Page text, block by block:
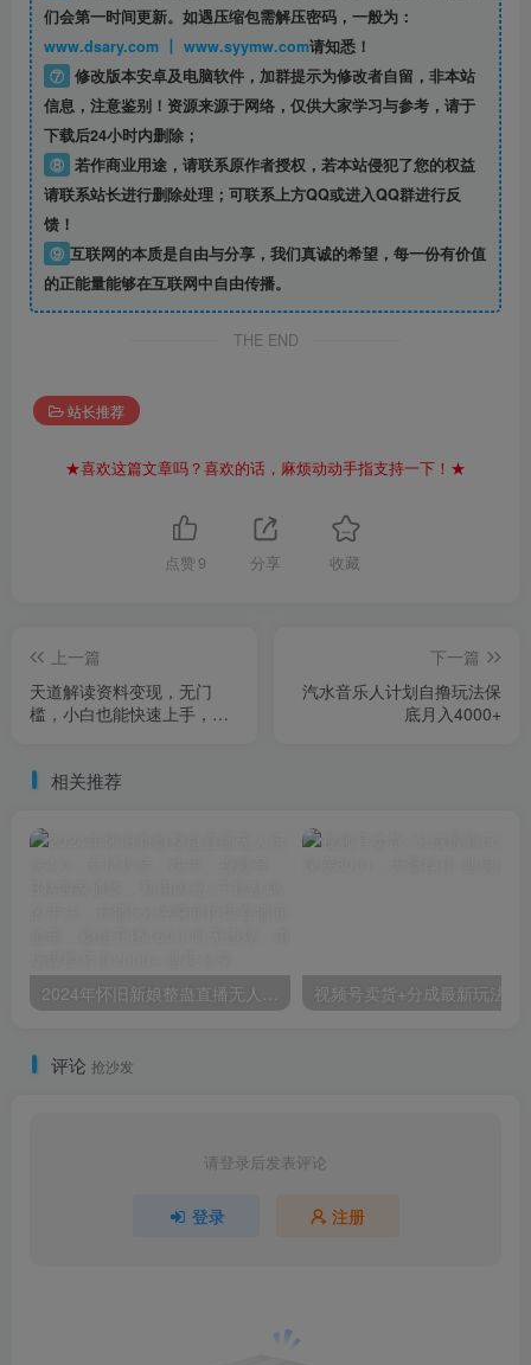
们会第一时间更新。如遇压缩包需解压密码，一般为：
www.dsary.com 丨 www.syymw.com请知悉！
⑦ 修改版本安卓及电脑软件，加群提示为修改者自留， 非本站
信息，注意鉴别！资源来源于网络，仅供大家学习与参考，请于
下载后24小时内删除；
⑧ 若作商业用途，请联系原作者授权，若本站侵犯了您的权益
请联系站长进行删除处理；可联系上方QQ或进入QQ群进行反
馈！
⑨ 互联网的本质是自由与分享，我们真诚的希望，每一份有价值
的正能量能够在互联网中自由传播。
THE END
站长推荐
★喜欢这篇文章吗？喜欢的话，麻烦动动手指支持一下！★
点赞 9 分享 收藏
上一篇
天道解读资料变现，无门
槛，小白也能快速上手，稳
下一篇
汽水音乐人计划自撸玩法保
底月入4000+
相关推荐
评论 抢沙发
请登录后发表评论
登录 注册